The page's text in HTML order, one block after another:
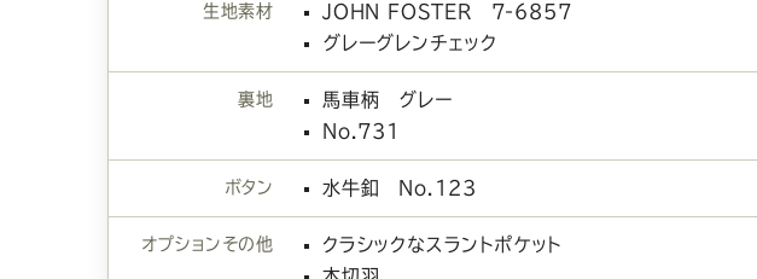
生地素材
JOHN FOSTER 7-6857
グレーグレンチェック
裏地
馬車柄 グレー
No.731
ボタン 水牛釦 No.123
オプションその他
クラシックなスラントポケット